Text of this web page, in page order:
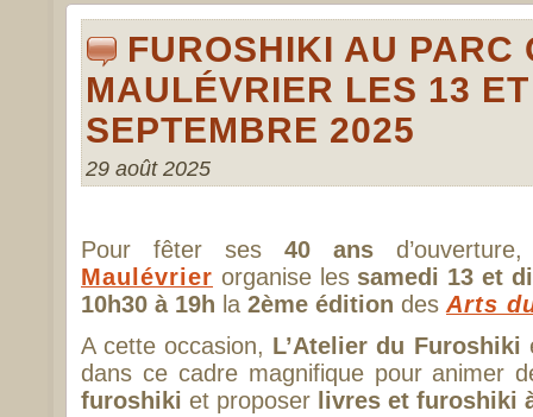
FUROSHIKI AU PARC
MAULÉVRIER LES 13
SEPTEMBRE 2025
29 août 2025
Pour fêter ses 40 ans
Maulévrier organise lessamedi 13 et
10h30 à 19h la 2ème édition des Arts
A cette occasion, L’Atelier du Furoshiki
dans ce cadre magnifique pour animer
furoshiki et proposer livres et furoshiki